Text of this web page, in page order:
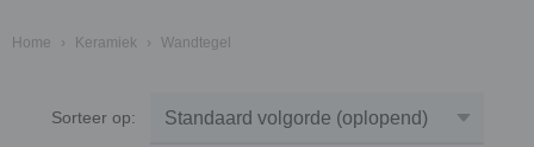
Home › Keramiek › Wandtegel
Sorteer op: